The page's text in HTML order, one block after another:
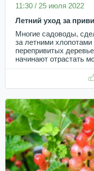
11:30 / 25 июля 2022
Летний уход за
Многие садоводы,
за летними
перепривитых
начинают отрастать